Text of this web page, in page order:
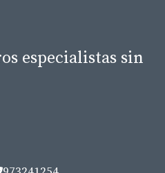
especialistas sin